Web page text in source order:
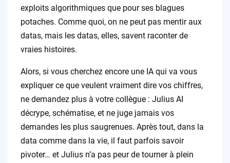
exploits algorithmiques que pour ses blagues
potaches. Comme quoi, on ne peut pas mentir aux
datas, mais les datas, elles, savent raconter de
vraies histoires.
Alors, si vous cherchez encore une IA qui va vous
expliquer ce que veulent vraiment dire vos chiffres,
ne demandez plus à votre collègue : Julius AI
décrype, schématise, et ne juge jamais vos
demandes les plus saugrenues. Après tout, dans la
data comme dans la vie, il faut parfois savoir
pivoter… et Julius n’a pas peur de tourner à plein